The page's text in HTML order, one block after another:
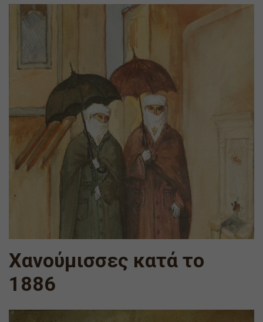
Χανούμισσες κατά το
1886